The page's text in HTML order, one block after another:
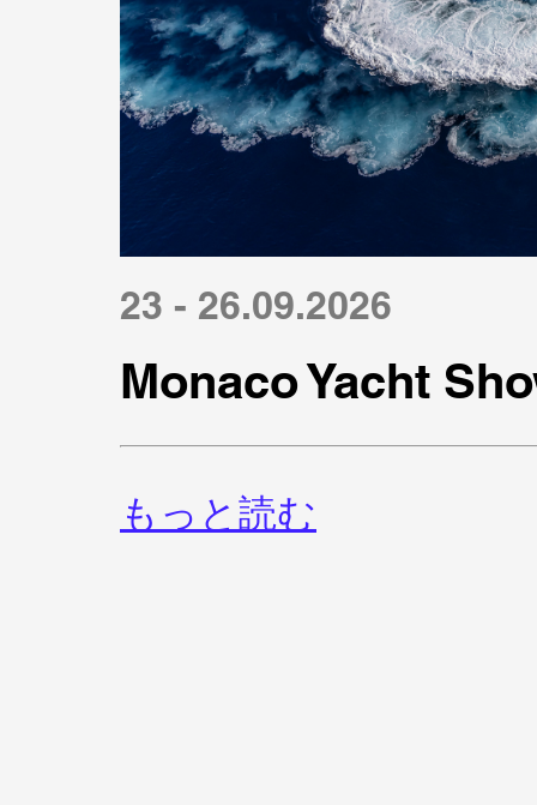
23 - 26.09.2026
Monaco Yacht
もっと読む